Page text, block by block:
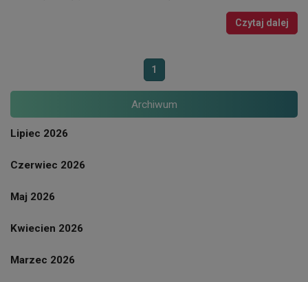
Czytaj dalej
1
Archiwum
Lipiec 2026
Czerwiec 2026
Maj 2026
Kwiecien 2026
Marzec 2026